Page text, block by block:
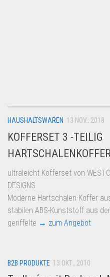
HAUSHALTSWAREN 13 NOV., 2018
KOFFERSET 3 -TEILIG
ultraleicht Kofferset von
DESIGNS
Moderne Hartschalen-Koffer
stabilen ABS-Kunststoff aus
geriffelte → zum Angebot
B2B PRODUKTE 13 OKT., 2010